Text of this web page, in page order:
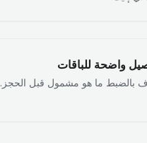
واضحة للباقات
بالضبط ما هو مشمول قبل الحجز.